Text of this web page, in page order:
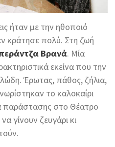
ήταν με την ηθοποιό
κράτησε πολύ. Στη ζωή
Βρανά. Μία
εκείνα που την
Έρωτας, πάθος, ζήλια,
το καλοκαίρι
παράστασης στο Θέατρο
γίνουν ζευγάρι κι